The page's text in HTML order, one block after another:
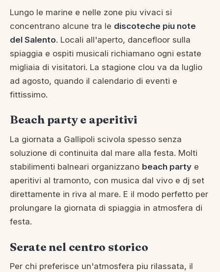
Lungo le marine e nelle zone piu vivaci si
concentrano alcune tra le discoteche piu note
del Salento. Locali all'aperto, dancefloor sulla
spiaggia e ospiti musicali richiamano ogni estate
migliaia di visitatori. La stagione clou va da luglio
ad agosto, quando il calendario di eventi e
fittissimo.
Beach party e aperitivi
La giornata a Gallipoli scivola spesso senza
soluzione di continuita dal mare alla festa. Molti
stabilimenti balneari organizzano beach party e
aperitivi al tramonto, con musica dal vivo e dj set
direttamente in riva al mare. E il modo perfetto per
prolungare la giornata di spiaggia in atmosfera di
festa.
Serate nel centro storico
Per chi preferisce un'atmosfera piu rilassata, il